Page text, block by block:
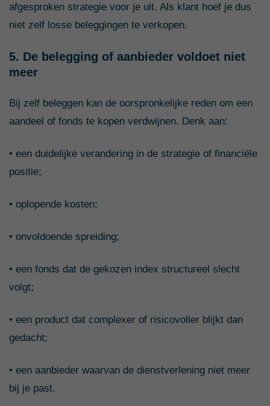
afgesproken strategie voor je uit. Als klant hoef je dus
niet zelf losse beleggingen te verkopen.
5. De belegging of aanbieder voldoet niet
meer
Bij zelf beleggen kan de oorspronkelijke reden om een
aandeel of fonds te kopen verdwijnen. Denk aan:
• een duidelijke verandering in de strategie of financiële
positie;
• oplopende kosten;
• onvoldoende spreiding;
• een fonds dat de gekozen index structureel slecht
volgt;
• een product dat complexer of risicovoller blijkt dan
gedacht;
• een aanbieder waarvan de dienstverlening niet meer
bij je past.